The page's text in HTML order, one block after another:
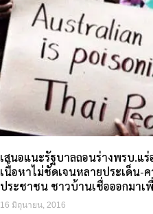
เสนอแนะรัฐบาลถอนร่างพรบ.แ
เนื้อหาไม่ชัดเจนหลายประเด็น-
ประชาชน ชาวบ้านเชื่อออกมาเ
16 มิถุนายน, 2016